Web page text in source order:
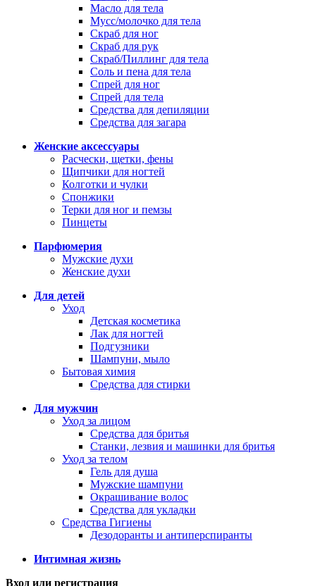
Масло для тела
Мусс/молочко для тела
Скраб для ног
Скраб для рук
Скраб/Пиллинг для тела
Соль и пена для тела
Спрей для ног
Спрей для тела
Средства для депиляции
Средства для загара
Женские аксессуары
Расчески, щетки, фены
Щипчики для ногтей
Колготки и чулки
Спонжики
Терки для ног и пемзы
Пинцеты
Парфюмерия
Мужские духи
Женские духи
Для детей
Уход
Детская косметика
Лак для ногтей
Подгузники
Шампуни, мыло
Бытовая химия
Средства для стирки
Для мужчин
Уход за лицом
Средства для бритья
Станки, лезвия и машинки для бритья
Уход за телом
Гель для душа
Мужские шампуни
Окрашивание волос
Средства для укладки
Средства Гигиены
Дезодоранты и антиперспиранты
Интимная жизнь
Вход или регистрация